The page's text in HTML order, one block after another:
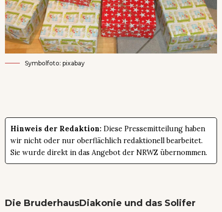
Symbolfoto: pixabay
Hinweis der Redaktion: Diese Pressemitteilung haben
wir nicht oder nur oberflächlich redaktionell bearbeitet.
Sie wurde direkt in das Angebot der NRWZ übernommen.
Die BruderhausDiakonie und das Solifer